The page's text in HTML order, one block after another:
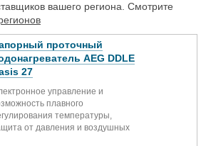
вашего региона. Смотрите
проточный
AEG DDLE
27
управление и
плавного
температуры,
от давления и воздушных